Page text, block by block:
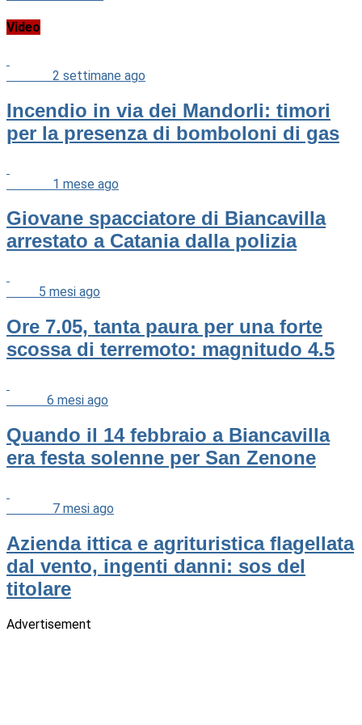
Video
2 settimane ago
Incendio in via dei Mandorli: timori
per la presenza di bomboloni di gas
1 mese ago
Giovane spacciatore di Biancavilla
arrestato a Catania dalla polizia
5 mesi ago
Ore 7.05, tanta paura per una forte
scossa di terremoto: magnitudo 4.5
6 mesi ago
Quando il 14 febbraio a Biancavilla
era festa solenne per San Zenone
7 mesi ago
Azienda ittica e agrituristica flagellata
dal vento, ingenti danni: sos del
titolare
Advertisement